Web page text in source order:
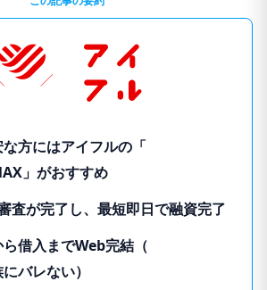
方にはアイフルの「
」がおすすめ
査が完了し、 最短即日で融資完了
借入までWeb完結（
バレない）